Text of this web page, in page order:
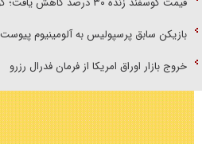
بازیکن سابق پرسپولیس به آلومینیوم پیوست
خروج بازار اوراق امریکا از فرمان فدرال رزرو